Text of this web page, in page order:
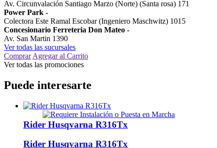
Av. Circunvalación Santiago Marzo (Norte) (Santa rosa) 171
Power Park -
Colectora Este Ramal Escobar (Ingeniero Maschwitz) 1015
Concesionario Ferreteria Don Mateo -
Av. San Martin 1390
Ver todas las sucursales
Comprar Agregar al Carrito
Ver todas las promociones
Puede interesarte
Rider Husqvarna R316Tx
Rider Husqvarna R316Tx